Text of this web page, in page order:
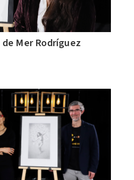
Mer Rodríguez